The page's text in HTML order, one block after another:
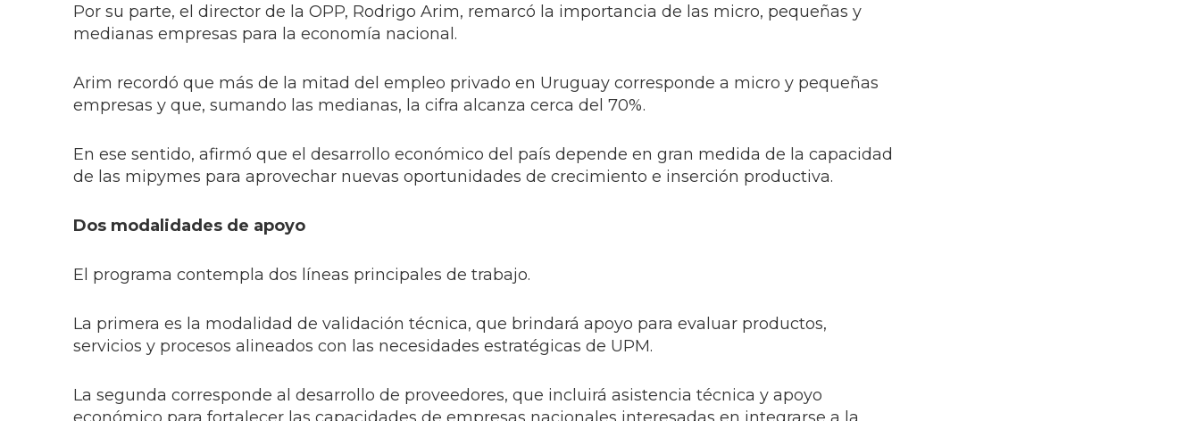
Por su parte, el director de la OPP, Rodrigo Arim, remarcó la importancia de las micro, pequeñas y
medianas empresas para la economía nacional.
Arim recordó que más de la mitad del empleo privado en Uruguay corresponde a micro y pequeñas
empresas y que, sumando las medianas, la cifra alcanza cerca del 70%.
En ese sentido, afirmó que el desarrollo económico del país depende en gran medida de la capacidad
de las mipymes para aprovechar nuevas oportunidades de crecimiento e inserción productiva.
Dos modalidades de apoyo
El programa contempla dos líneas principales de trabajo.
La primera es la modalidad de validación técnica, que brindará apoyo para evaluar productos,
servicios y procesos alineados con las necesidades estratégicas de UPM.
La segunda corresponde al desarrollo de proveedores, que incluirá asistencia técnica y apoyo
económico para fortalecer las capacidades de empresas nacionales interesadas en integrarse a la